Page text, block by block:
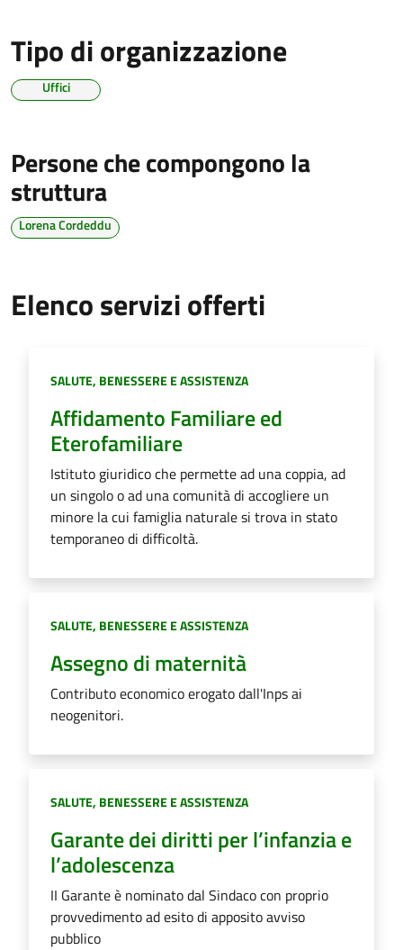
Tipo di organizzazione
Uffici
Persone che compongono la
struttura
Lorena Cordeddu
Elenco servizi offerti
Categoria:
SALUTE, BENESSERE E ASSISTENZA
Affidamento Familiare ed
Eterofamiliare
Istituto giuridico che permette ad una coppia, ad
un singolo o ad una comunità di accogliere un
minore la cui famiglia naturale si trova in stato
temporaneo di difficoltà.
Categoria:
SALUTE, BENESSERE E ASSISTENZA
Assegno di maternità
Contributo economico erogato dall'Inps ai
neogenitori.
Categoria:
SALUTE, BENESSERE E ASSISTENZA
Garante dei diritti per l’infanzia e
l’adolescenza
II Garante è nominato dal Sindaco con proprio
provvedimento ad esito di apposito avviso
pubblico